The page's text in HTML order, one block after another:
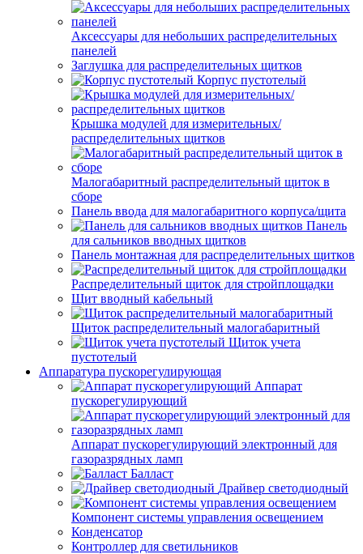
Аксессуары для небольших распределительных
панелей
Заглушка для распределительных щитков
Корпус пустотелый
Крышка модулей для измерительных/
распределительных щитков
Малогабаритный распределительный щиток в
сборе
Панель ввода для малогабаритного корпуса/щита
Панель
для сальников вводных щитков
Панель монтажная для распределительных щитков
Распределительный щиток для стройплощадки
Щит вводный кабельный
Щиток распределительный малогабаритный
Щиток учета
пустотелый
Аппаратура пускорегулирующая
Аппарат
пускорегулирующий
Аппарат пускорегулирующий электронный для
газоразрядных ламп
Балласт
Драйвер светодиодный
Компонент системы управления освещением
Конденсатор
Контроллер для светильников